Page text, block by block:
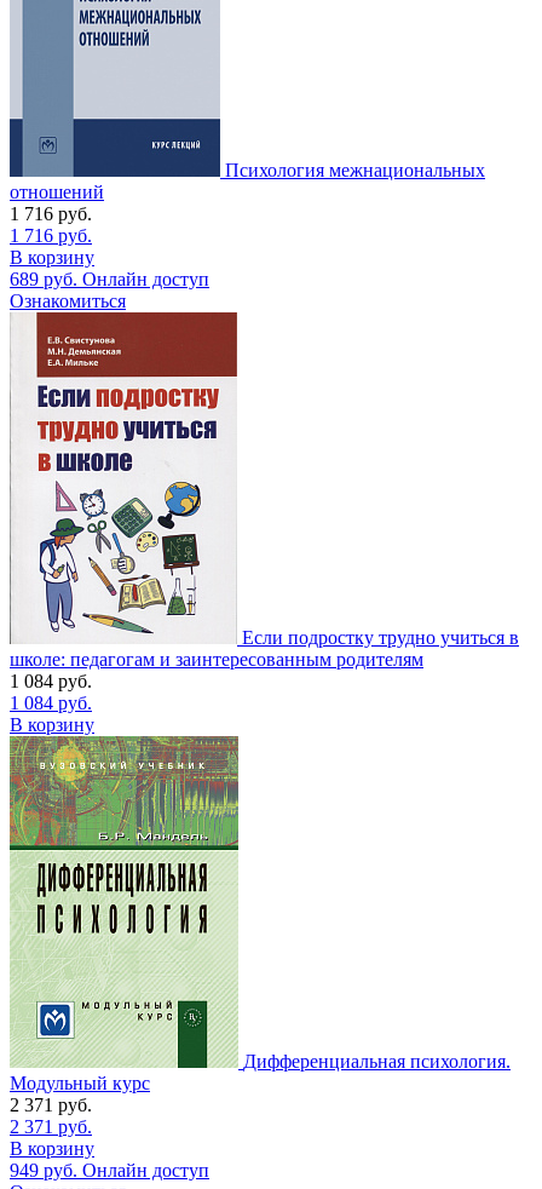
Психология межнациональных
отношений
1 716 руб.
1 716 руб.
В корзину
689 руб. Онлайн доступ
Ознакомиться
Если подростку трудно учиться в
школе: педагогам и заинтересованным родителям
1 084 руб.
1 084 руб.
В корзину
Дифференциальная психология.
Модульный курс
2 371 руб.
2 371 руб.
В корзину
949 руб. Онлайн доступ